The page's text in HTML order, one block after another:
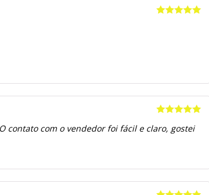
de 5
contato com o vendedor foi fácil e claro, gostei